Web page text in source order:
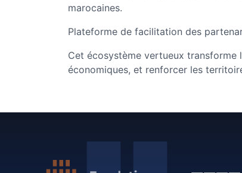
marocaines.
Plateforme de facilitation des
Cet écosystème vertueux transforme
économiques, et renforcer les